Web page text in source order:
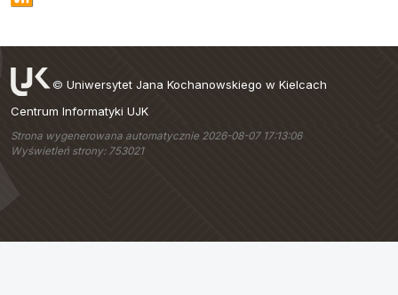
© Uniwersytet Jana Kochanowskiego w Kielcach
Centrum Informatyki UJK
Strona wygenerowana automatycznie 2026-08-07 17:13:06
Wyświetleń strony: 753021